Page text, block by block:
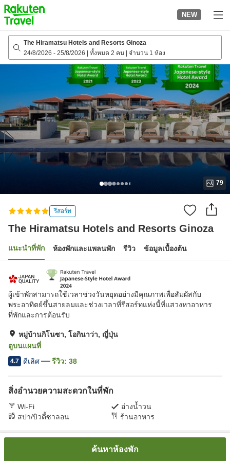
to
top
page
NEW
The Hiramatsu Hotels and Resorts Ginoza
24/8/2026 - 25/8/2026 ทั้งหมด 2 คน จำนวน 1 ห้อง
79
รีสอร์ท
The Hiramatsu Hotels and Resorts Ginoza
แนะนำที่พัก ห้องพักและแพลนพัก รีวิว ข้อมูลเบื้องต้น
ผู้เข้าพักสามารถใช้เวลาช่วงวันหยุดอย่างมีคุณภาพเพื่อสัมผัสกับ
พระอาทิตย์ขึ้นสายลมและช่วงเวลาที่รีสอร์ทแห่งนี้ที่แสวงหาอาหาร
ที่พักและการต้อนรับ
หมู่บ้านกิโนซา, โอกินาว่า, ญี่ปุ่น
ดูบนแผนที่
4.7 ดีเลิศ รีวิว: 38
สิ่งอำนวยความสะดวกในที่พัก
Wi-Fi
อ่างน้ำวน
สปา/บิวตี้ซาลอน
ร้านอาหาร
The Hiramatsu Hotels and Resorts Ginoza
ค้นหาห้องพัก